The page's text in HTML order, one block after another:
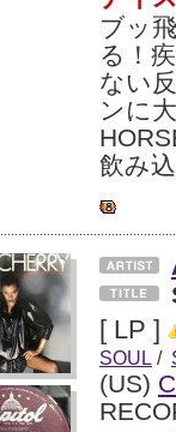
ブッ
る！
ない
ンに
飲み
[ LP ]
SOUL /
(US)